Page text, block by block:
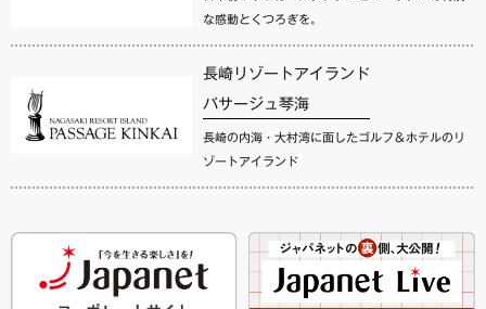
な感動とくつろぎを。
長崎リゾートアイランド
パサージュ琴海
長崎の内海・大村湾に面したゴルフ＆ホテルのリ
ゾートアイランド